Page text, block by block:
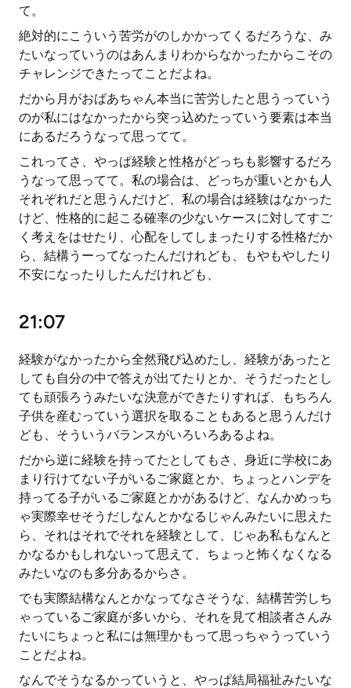
て。
絶対的にこういう苦労がのしかかってくるだろうな、み
たいなっていうのはあんまりわからなかったからこその
チャレンジできたってことだよね。
だから月がおばあちゃん本当に苦労したと思うっていう
のが私にはなかったから突っ込めたっていう要素は本当
にあるだろうなって思ってて。
これってさ、やっぱ経験と性格がどっちも影響するだろ
うなって思ってて。私の場合は、どっちが重いとかも人
それぞれだと思うんだけど、私の場合は経験はなかった
けど、性格的に起こる確率の少ないケースに対してすご
く考えをはせたり、心配をしてしまったりする性格だか
ら、結構うーってなったんだけれども、もやもやしたり
不安になったりしたんだけれども、
21:07
経験がなかったから全然飛び込めたし、経験があったと
しても自分の中で答えが出てたりとか、そうだったとし
ても頑張ろうみたいな決意ができたりすれば、もちろん
子供を産むっていう選択を取ることもあると思うんだけ
ども、そういうバランスがいろいろあるよね。
だから逆に経験を持ってたとしてもさ、身近に学校にあ
まり行けてない子がいるご家庭とか、ちょっとハンデを
持ってる子がいるご家庭とかがあるけど、なんかめっち
ゃ実際幸せそうだしなんとかなるじゃんみたいに思えた
ら、それはそれでそれを経験として、じゃあ私もなんと
かなるかもしれないって思えて、ちょっと怖くなくなる
みたいなのも多分あるからさ。
でも実際結構なんとかなってなさそうな、結構苦労しち
ゃっているご家庭が多いから、それを見て相談者さんみ
たいにちょっと私には無理かもって思っちゃうっていう
ことだよね。
なんでそうなるかっていうと、やっぱ結局福祉みたいな